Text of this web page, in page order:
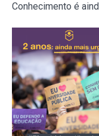
Conhecimento é